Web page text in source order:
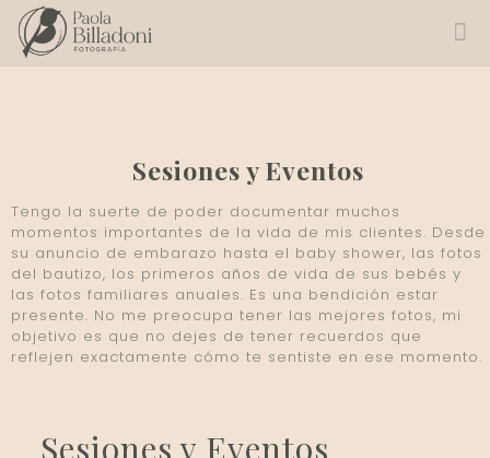
Sesiones y Eventos
Tengo la suerte de poder documentar muchos
momentos importantes de la vida de mis clientes. Desde
su anuncio de embarazo hasta el baby shower, las fotos
del bautizo, los primeros años de vida de sus bebés y
las fotos familiares anuales. Es una bendición estar
presente. No me preocupa tener las mejores fotos, mi
objetivo es que no dejes de tener recuerdos que
reflejen exactamente cómo te sentiste en ese momento.
Sesiones y Eventos